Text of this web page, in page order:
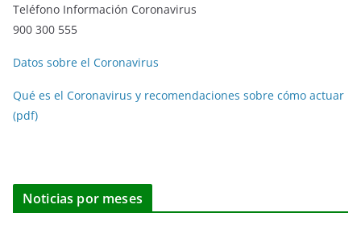
Teléfono Información Coronavirus
900 300 555
Datos sobre el Coronavirus
Qué es el Coronavirus y recomendaciones sobre cómo actuar
(pdf)
Noticias por meses